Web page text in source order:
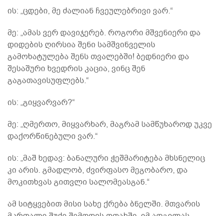
ის: „ცდები, მე ძალიან ჩვეულებრივი ვარ.“
მე: „ამას ვერ დავიჯერებ. როგორი მშვენიერი და
დიდების ღირსია შენი სამშვინველის
გამოხატულება შენს თვალებში! ბედნიერი და
შესაშური ხვედრის კაცია, ვინც შენ
გაგათავისუფლებს.“
ის: „გიყვარვარ?“
მე: „ღმერთო, მიყვარხარ, მაგრამ სამწუხაროდ უკვე
დაქორწინებული ვარ.“
ის: „მაშ ხედავ: ბანალური ჭეშმარიტება მხსნელიც
კი არის. გმადლობ, ძვირფასო მეგობარო, და
მოკითხვას გითვლი სალომეასგან.“
ამ სიტყვებით მისი სახე ქრება ბნელში. მთვარის